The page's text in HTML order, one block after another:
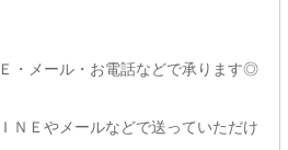
・メール・お電話などで承ります◎
ＮＥやメールなどで送っていただけ